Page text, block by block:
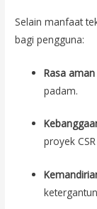
Selain manfaat
bagi pengguna:
Rasa
padam.
proyek